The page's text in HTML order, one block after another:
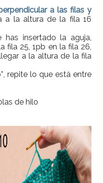
a las filas y
a la altura de la fila 16
has insertado la aguja,
fila 25, 1pb en la fila 26,
a la altura de la fila
repite lo que está entre
de hilo